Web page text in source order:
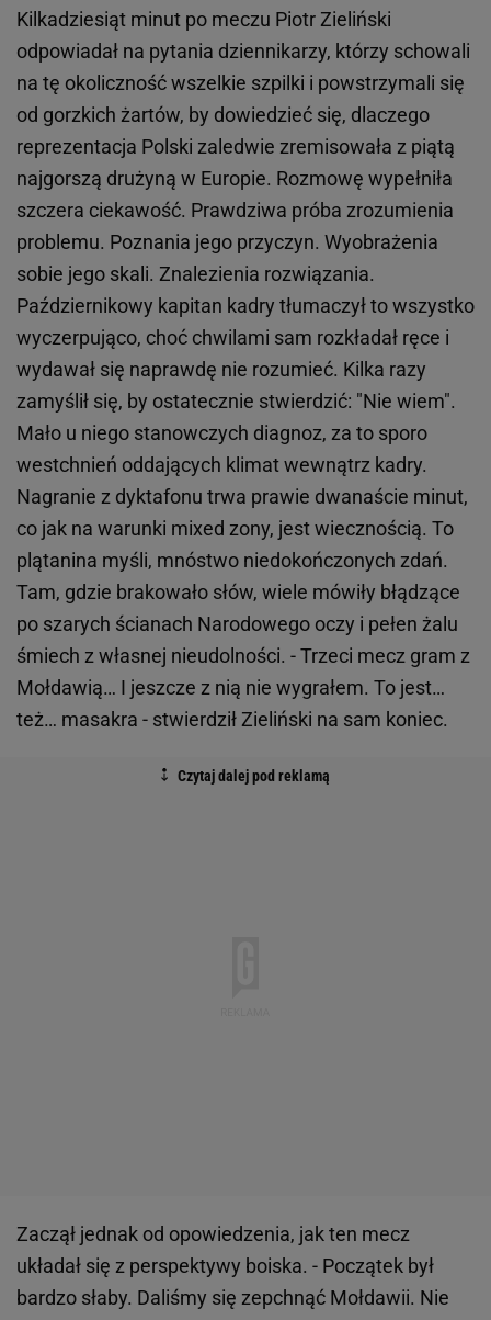
Kilkadziesiąt minut po meczu Piotr Zieliński
odpowiadał na pytania dziennikarzy, którzy schowali
na tę okoliczność wszelkie szpilki i powstrzymali się
od gorzkich żartów, by dowiedzieć się, dlaczego
reprezentacja Polski zaledwie zremisowała z piątą
najgorszą drużyną w Europie. Rozmowę wypełniła
szczera ciekawość. Prawdziwa próba zrozumienia
problemu. Poznania jego przyczyn. Wyobrażenia
sobie jego skali. Znalezienia rozwiązania.
Październikowy kapitan kadry tłumaczył to wszystko
wyczerpująco, choć chwilami sam rozkładał ręce i
wydawał się naprawdę nie rozumieć. Kilka razy
zamyślił się, by ostatecznie stwierdzić: "Nie wiem".
Mało u niego stanowczych diagnoz, za to sporo
westchnień oddających klimat wewnątrz kadry.
Nagranie z dyktafonu trwa prawie dwanaście minut,
co jak na warunki mixed zony, jest wiecznością. To
plątanina myśli, mnóstwo niedokończonych zdań.
Tam, gdzie brakowało słów, wiele mówiły błądzące
po szarych ścianach Narodowego oczy i pełen żalu
śmiech z własnej nieudolności. - Trzeci mecz gram z
Mołdawią… I jeszcze z nią nie wygrałem. To jest…
też… masakra - stwierdził Zieliński na sam koniec.
Zaczął jednak od opowiedzenia, jak ten mecz
układał się z perspektywy boiska. - Początek był
bardzo słaby. Daliśmy się zepchnąć Mołdawii. Nie